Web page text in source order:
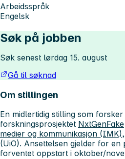
Arbeidsspråk
Engelsk
Søk på jobben
Søk senest lørdag 15. august
Gå til søknad
Om stillingen
En midlertidig stilling som forsker
forskningsprosjektet NxtGenFake
medier og kommunikasjon (IMK)
(UiO). Ansettelsen gjelder for en
forventet oppstart i oktober/